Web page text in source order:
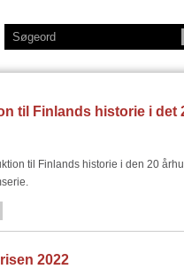
til Finlands historie i det
til Finlands historie i den 20
2022